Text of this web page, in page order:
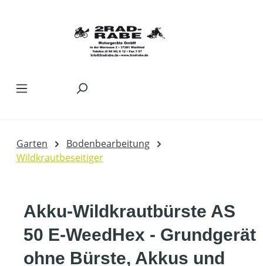
Garten
Bodenbearbeitung
Wildkrautbeseitiger
Akku-Wildkrautbürste AS
50 E-WeedHex - Grundgerät
ohne Bürste, Akkus und